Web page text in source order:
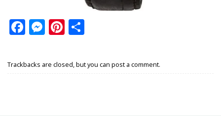
Facebook
Messenger
Pinterest
Trackbacks are closed, but you can post a comment.